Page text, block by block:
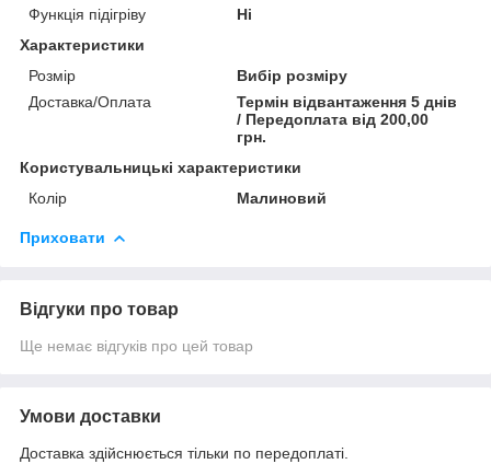
Функція підігріву
Ні
Характеристики
Розмір
Вибір розміру
Доставка/Оплата
Термін відвантаження 5 днів
/ Передоплата від 200,00
грн.
Користувальницькі характеристики
Колір
Малиновий
Приховати
Відгуки про товар
Ще немає відгуків про цей товар
Умови доставки
Доставка здійснюється тільки по передоплаті.